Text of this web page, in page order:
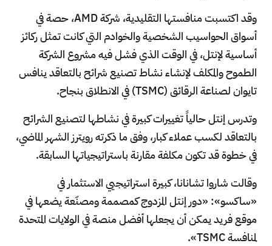
وقد اكتسبت منافستها التقليدية، شركة AMD، حصة في
أسواق الحواسيب الشخصية والخوادم التي كانت تمثل ركائز
أساسية لإنتل، في الوقت الذي فشل فيه مشروع الشركة
الطموح والمكلف لإنشاء نشاط تصنيع شرائح بالتعاقد ينافس
تايوان لصناعة الرقائق (TSMC) في الانطلاق بنجاح.
وتدرس إنتل حالياً تغييرات كبيرة في نشاطها لتصنيع الشرائح
بالتعاقد لكسب عملاء كبار، وفق ما ذكرته رويترز الشهر الماضي،
في خطوة قد تكون مكلفة مقارنة باستراتيجياتها السابقة.
وقالت شاروا تشانانا، كبيرة استراتيجيي الاستثمار في
«ساكسو»: «دور إنتل المزدوج كمصممة ومصنّعة يضعها في
موقع فريد يمكن أن يجعلها أفضل منصة في الولايات المتحدة
لمنافسة TSMC».